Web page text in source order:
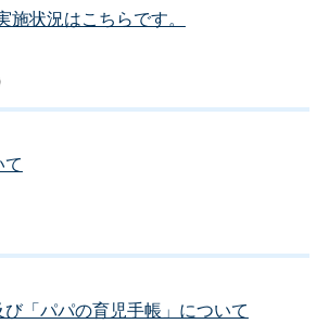
状況はこちらです。
び「パパの育児手帳」について